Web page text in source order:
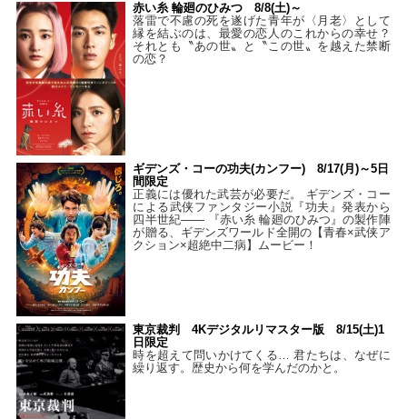
赤い糸 輪廻のひみつ 8/8(土)～
落雷で不慮の死を遂げた青年が〈月老〉として
縁を結ぶのは、最愛の恋人のこれからの幸せ？
それとも〝あの世〟と〝この世〟を越えた禁断
の恋？
ギデンズ・コーの功夫(カンフー) 8/17(月)～5日
間限定
正義には優れた武芸が必要だ。 ギデンズ・コー
による武侠ファンタジー小説『功夫』発表から
四半世紀―― 『赤い糸 輪廻のひみつ』の製作陣
が贈る、ギデンズワールド全開の【青春×武侠ア
クション×超絶中二病】ムービー！
東京裁判 4Kデジタルリマスター版 8/15(土)1
日限定
時を超えて問いかけてくる… 君たちは、なぜに
繰り返す。歴史から何を学んだのかと。